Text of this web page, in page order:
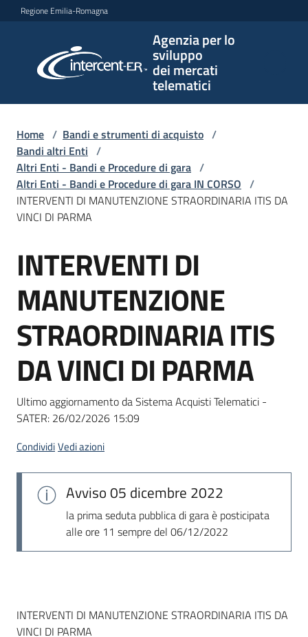
Vai al contenuto
Vai alla navigazione
Vai al footer
Regione Emilia-Romagna
Agenzia per lo
sviluppo
dei mercati
telematici
per lo
sviluppo
telematici
L'Agenzia
Bandi
di
Supporto
Piattaforme
telematiche
English
Seguici
Home / Bandi e strumenti di acquisto /
Bandi altri Enti /
Altri Enti - Bandi e Procedure di gara /
Altri Enti - Bandi e Procedure di gara IN CORSO /
INTERVENTI DI MANUTENZIONE STRAORDINARIA ITIS DA
VINCI DI PARMA
Salta al contenuto
INTERVENTI DI
MANUTENZIONE
STRAORDINARIA ITIS
DA VINCI DI PARMA
Ultimo aggiornamento da Sistema Acquisti Telematici -
SATER: 26/02/2026 15:09
CondividiVedi azioni
Avviso05 dicembre 2022
la prima seduta pubblica di gara è posticipata
alle ore 11 sempre del 06/12/2022
Dati del bando
INTERVENTI DI MANUTENZIONE STRAORDINARIA ITIS DA
VINCI DI PARMA